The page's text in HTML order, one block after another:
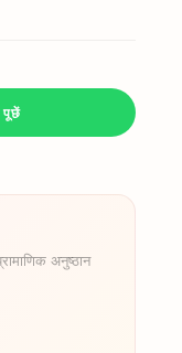
पूछें
अनुष्ठान